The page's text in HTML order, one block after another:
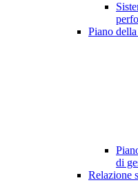
Piano
di
Relazione